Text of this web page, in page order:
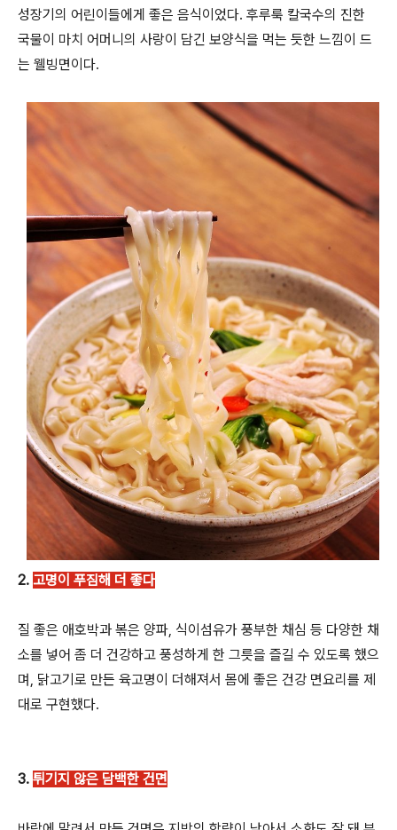
성장기의 어린이들에게 좋은 음식이었다. 후루룩 칼국수의 진한
국물이 마치 어머니의 사랑이 담긴 보양식을 먹는 듯한 느낌이 드
는 웰빙면이다.
2. 고명이 푸짐해 더 좋다
질 좋은 애호박과 볶은 양파, 식이섬유가 풍부한 채심 등 다양한 채
소를 넣어 좀 더 건강하고 풍성하게 한 그릇을 즐길 수 있도록 했으
며, 닭고기로 만든 육고명이 더해져서 몸에 좋은 건강 면요리를 제
대로 구현했다.
3. 튀기지 않은 담백한 건면